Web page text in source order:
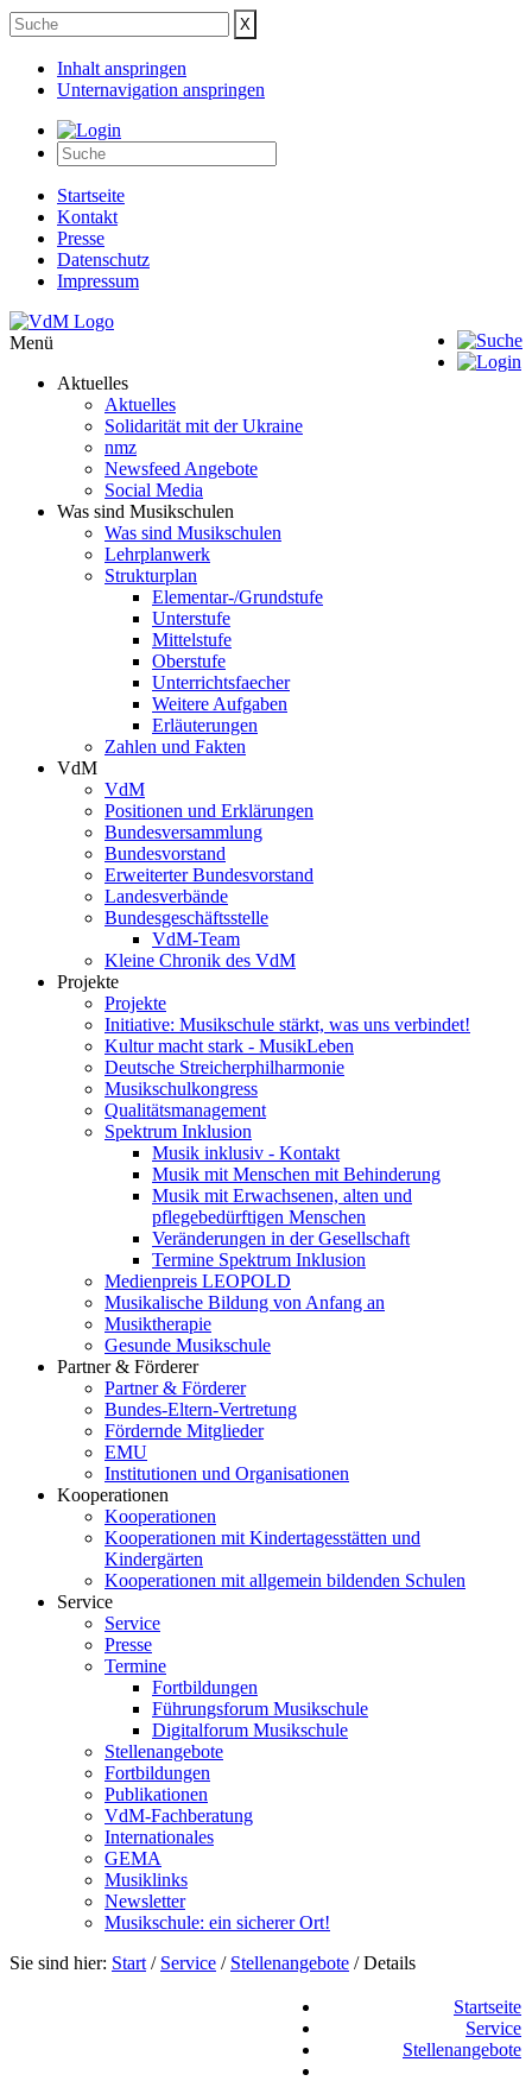
Inhalt anspringen
Unternavigation anspringen
Startseite
Kontakt
Presse
Datenschutz
Impressum
Menü
Aktuelles
Aktuelles
Solidarität mit der Ukraine
nmz
Newsfeed Angebote
Social Media
Was sind Musikschulen
Was sind Musikschulen
Lehrplanwerk
Strukturplan
Elementar-/Grundstufe
Unterstufe
Mittelstufe
Oberstufe
Unterrichtsfaecher
Weitere Aufgaben
Erläuterungen
Zahlen und Fakten
VdM
VdM
Positionen und Erklärungen
Bundesversammlung
Bundesvorstand
Erweiterter Bundesvorstand
Landesverbände
Bundesgeschäftsstelle
VdM-Team
Kleine Chronik des VdM
Projekte
Projekte
Initiative: Musikschule stärkt, was uns verbindet!
Kultur macht stark - MusikLeben
Deutsche Streicherphilharmonie
Musikschulkongress
Qualitätsmanagement
Spektrum Inklusion
Musik inklusiv - Kontakt
Musik mit Menschen mit Behinderung
Musik mit Erwachsenen, alten und
pflegebedürftigen Menschen
Veränderungen in der Gesellschaft
Termine Spektrum Inklusion
Medienpreis LEOPOLD
Musikalische Bildung von Anfang an
Musiktherapie
Gesunde Musikschule
Partner & Förderer
Partner & Förderer
Bundes-Eltern-Vertretung
Fördernde Mitglieder
EMU
Institutionen und Organisationen
Kooperationen
Kooperationen
Kooperationen mit Kindertagesstätten und
Kindergärten
Kooperationen mit allgemein bildenden Schulen
Service
Service
Presse
Termine
Fortbildungen
Führungsforum Musikschule
Digitalforum Musikschule
Stellenangebote
Fortbildungen
Publikationen
VdM-Fachberatung
Internationales
GEMA
Musiklinks
Newsletter
Musikschule: ein sicherer Ort!
Sie sind hier: Start / Service / Stellenangebote /Details
Startseite
Service
Stellenangebote